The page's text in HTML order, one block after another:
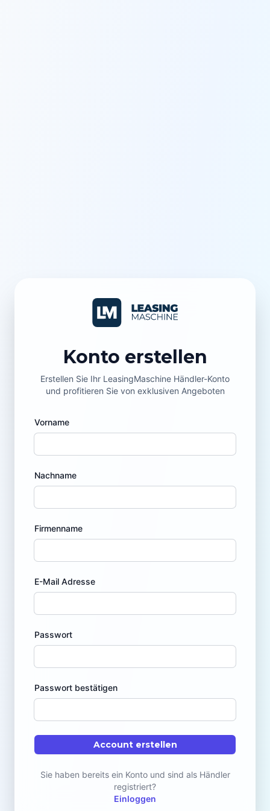
Konto erstellen
Erstellen Sie Ihr LeasingMaschine Händler-Konto
und profitieren Sie von exklusiven Angeboten
Vorname
Nachname
Firmenname
E-Mail Adresse
Passwort
Passwort bestätigen
Account erstellen
Sie haben bereits ein Konto und sind als Händler
registriert?
Einloggen